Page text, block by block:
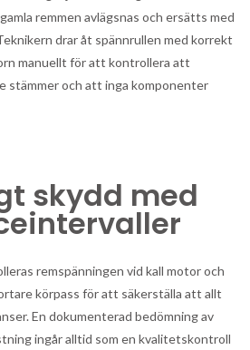
remmen avlägsnas och ersätts med
drar åt spännrullen med korrekt
manuellt för att kontrollera att
stämmer och att inga komponenter
skydd med
remspänningen vid kall motor och
körpass för att säkerställa att allt
En dokumenterad bedömning av
ingår alltid som en kvalitetskontroll